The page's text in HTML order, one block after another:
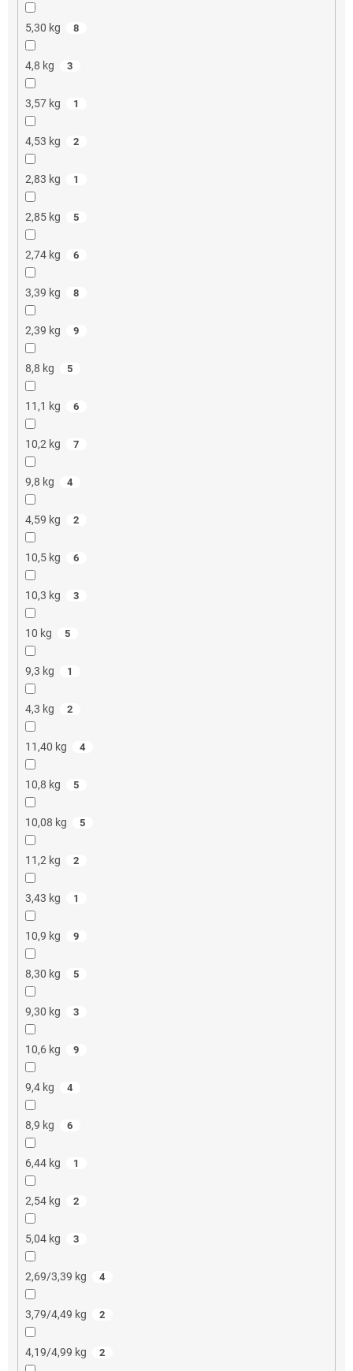
5,30 kg 8
4,8 kg 3
3,57 kg 1
4,53 kg 2
2,83 kg 1
2,85 kg 5
2,74 kg 6
3,39 kg 8
2,39 kg 9
8,8 kg 5
11,1 kg 6
10,2 kg 7
9,8 kg 4
4,59 kg 2
10,5 kg 6
10,3 kg 3
10 kg 5
9,3 kg 1
4,3 kg 2
11,40 kg 4
10,8 kg 5
10,08 kg 5
11,2 kg 2
3,43 kg 1
10,9 kg 9
8,30 kg 5
9,30 kg 3
10,6 kg 9
9,4 kg 4
8,9 kg 6
6,44 kg 1
2,54 kg 2
5,04 kg 3
2,69/3,39 kg 4
3,79/4,49 kg 2
4,19/4,99 kg 2